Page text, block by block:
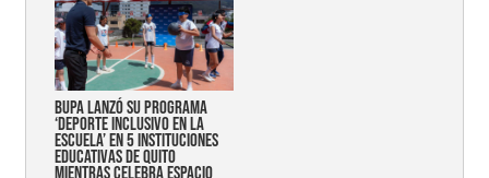
Bupa lanzó su programa
‘Deporte Inclusivo en la
Escuela’ en 5 instituciones
educativas de Quito
mientras celebra espacio